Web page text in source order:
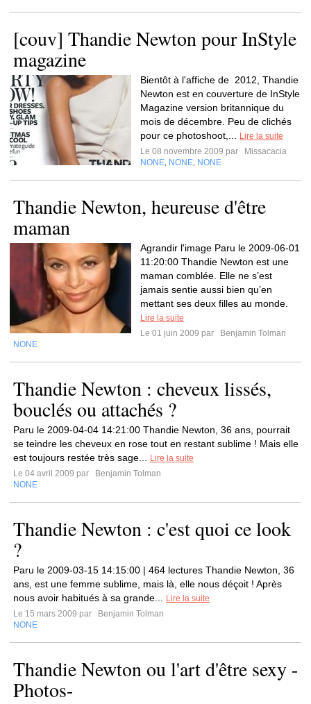
[couv] Thandie Newton pour InStyle
magazine
Bientôt à l'affiche de 2012, Thandie
Newton est en couverture de InStyle
Magazine version britannique du
mois de décembre. Peu de clichés
pour ce photoshoot,...
Lire la suite
Le 08 novembre 2009 par
Missacacia
NONE NONE NONE
Thandie Newton, heureuse d'être
maman
Agrandir l'image Paru le 2009-06-01
11:20:00 Thandie Newton est une
maman comblée. Elle ne s’est
jamais sentie aussi bien qu’en
mettant ses deux filles au monde.
Lire la suite
Le 01 juin 2009 par
Benjamin Tolman
NONE
Thandie Newton : cheveux lissés,
bouclés ou attachés ?
Paru le 2009-04-04 14:21:00 Thandie Newton, 36 ans, pourrait
se teindre les cheveux en rose tout en restant sublime ! Mais elle
est toujours restée très sage...
Lire la suite
Le 04 avril 2009 par
Benjamin Tolman
NONE
Thandie Newton : c'est quoi ce look
?
Paru le 2009-03-15 14:15:00 | 464 lectures Thandie Newton, 36
ans, est une femme sublime, mais là, elle nous déçoit ! Après
nous avoir habitués à sa grande...
Lire la suite
Le 15 mars 2009 par
Benjamin Tolman
NONE
Thandie Newton ou l'art d'être sexy -
Photos-